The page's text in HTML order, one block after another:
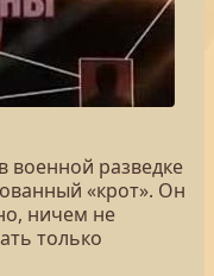
военной разведке
«крот». Он
ничем не
только